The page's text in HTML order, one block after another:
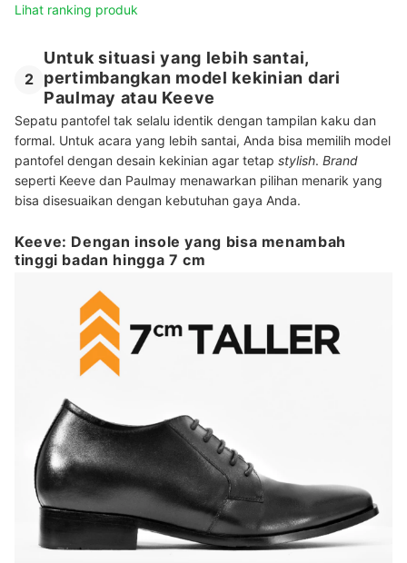
Lihat ranking produk
2
Untuk situasi yang lebih santai,
pertimbangkan model kekinian dari
Paulmay atau Keeve
Sepatu pantofel tak selalu identik dengan tampilan kaku dan
formal. Untuk acara yang lebih santai, Anda bisa memilih model
pantofel dengan desain kekinian agar tetap stylish. Brand
seperti Keeve dan Paulmay menawarkan pilihan menarik yang
bisa disesuaikan dengan kebutuhan gaya Anda.
Keeve: Dengan insole yang bisa menambah
tinggi badan hingga 7 cm